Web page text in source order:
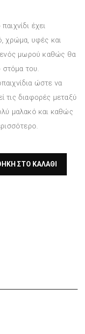
έχει
χρώμα, υφές και
ενός μωρού καθώς θα
στόμα του.
ώστε να
τις διαφορές μεταξύ
μαλακό και καθώς
ΣΤΟ ΚΑΛΆΘΙ